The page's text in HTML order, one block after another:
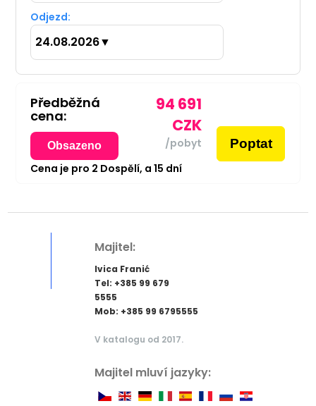
Odjezd:
24.08.2026▼
Předběžná
cena:
Obsazeno
94 691
CZK
/pobyt Poptat
Cena je pro 2 Dospělí, a 15 dní
Majitel:
Ivica Franić
Tel: +385 99 679
5555
Mob: +385 99 6795555
V katalogu od 2017.
Majitel mluví jazyky: